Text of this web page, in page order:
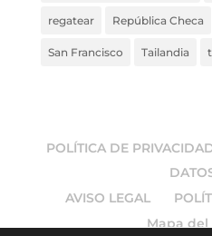
regatear República Checa
San Francisco Tailandia
POLÍTICA DE
AVISO LEGAL
Mapa del